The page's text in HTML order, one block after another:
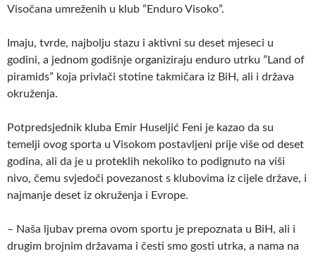
Visočana umreženih u klub ”Enduro Visoko”.
Imaju, tvrde, najbolju stazu i aktivni su deset mjeseci u
godini, a jednom godišnje organiziraju enduro utrku ”Land of
piramids” koja privlači stotine takmičara iz BiH, ali i država
okruženja.
Potpredsjednik kluba Emir Huseljić Feni je kazao da su
temelji ovog sporta u Visokom postavljeni prije više od deset
godina, ali da je u proteklih nekoliko to podignuto na viši
nivo, čemu svjedoči povezanost s klubovima iz cijele države, i
najmanje deset iz okruženja i Evrope.
– Naša ljubav prema ovom sportu je prepoznata u BiH, ali i
drugim brojnim državama i česti smo gosti utrka, a nama na